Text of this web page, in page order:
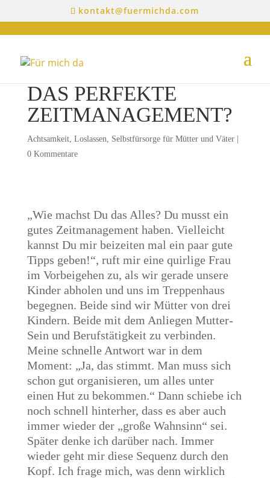
kontakt@fuermichda.com
DAS PERFEKTE
ZEITMANAGEMENT?
Achtsamkeit, Loslassen, Selbstfürsorge für Mütter und Väter|
0 Kommentare
„Wie machst Du das Alles? Du musst ein
gutes Zeitmanagement haben. Vielleicht
kannst Du mir beizeiten mal ein paar gute
Tipps geben!“, ruft mir eine quirlige Frau
im Vorbeigehen zu, als wir gerade unsere
Kinder abholen und uns im Treppenhaus
begegnen. Beide sind wir Mütter von drei
Kindern. Beide mit dem Anliegen Mutter-
Sein und Berufstätigkeit zu verbinden.
Meine schnelle Antwort war in dem
Moment: „Ja, das stimmt. Man muss sich
schon gut organisieren, um alles unter
einen Hut zu bekommen.“ Dann schiebe ich
noch schnell hinterher, dass es aber auch
immer wieder der „große Wahnsinn“ sei.
Später denke ich darüber nach. Immer
wieder geht mir diese Sequenz durch den
Kopf. Ich frage mich, was denn wirklich